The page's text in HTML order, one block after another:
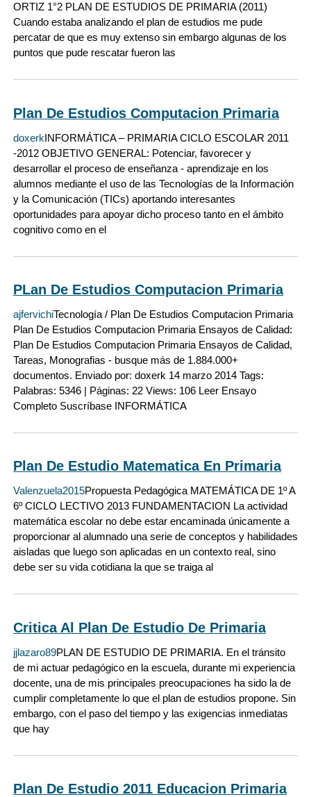
ORTIZ 1°2 PLAN DE ESTUDIOS DE PRIMARIA (2011)
Cuando estaba analizando el plan de estudios me pude
percatar de que es muy extenso sin embargo algunas de los
puntos que pude rescatar fueron las
Plan De Estudios Computacion Primaria
doxerkINFORMÁTICA – PRIMARIA CICLO ESCOLAR 2011
-2012 OBJETIVO GENERAL: Potenciar, favorecer y
desarrollar el proceso de enseñanza - aprendizaje en los
alumnos mediante el uso de las Tecnologías de la Información
y la Comunicación (TICs) aportando interesantes
oportunidades para apoyar dicho proceso tanto en el ámbito
cognitivo como en el
PLan De Estudios Computacion Primaria
ajfervichiTecnología / Plan De Estudios Computacion Primaria
Plan De Estudios Computacion Primaria Ensayos de Calidad:
Plan De Estudios Computacion Primaria Ensayos de Calidad,
Tareas, Monografias - busque más de 1.884.000+
documentos. Enviado por: doxerk 14 marzo 2014 Tags:
Palabras: 5346 | Páginas: 22 Views: 106 Leer Ensayo
Completo Suscríbase INFORMÁTICA
Plan De Estudio Matematica En Primaria
Valenzuela2015Propuesta Pedagógica MATEMÁTICA DE 1º A
6º CICLO LECTIVO 2013 FUNDAMENTACION La actividad
matemática escolar no debe estar encaminada únicamente a
proporcionar al alumnado una serie de conceptos y habilidades
aisladas que luego son aplicadas en un contexto real, sino
debe ser su vida cotidiana la que se traiga al
Critica Al Plan De Estudio De Primaria
jjlazaro89PLAN DE ESTUDIO DE PRIMARIA. En el tránsito
de mi actuar pedagógico en la escuela, durante mi experiencia
docente, una de mis principales preocupaciones ha sido la de
cumplir completamente lo que el plan de estudios propone. Sin
embargo, con el paso del tiempo y las exigencias inmediatas
que hay
Plan De Estudio 2011 Educacion Primaria